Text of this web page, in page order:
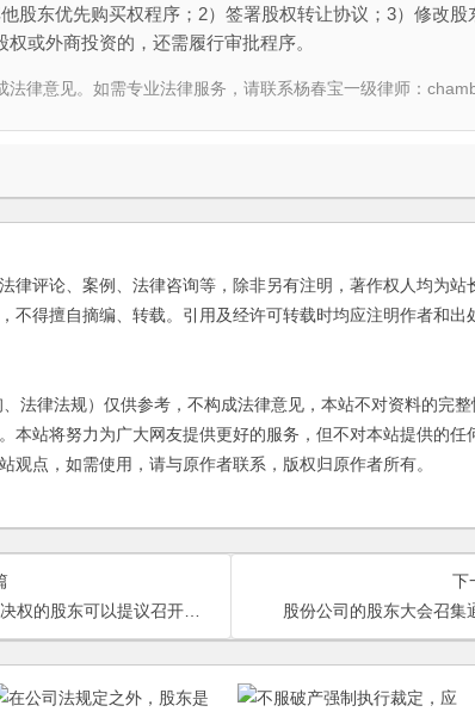
股东优先购买权程序；2）签署股权转让协议；3）修改
或外商投资的，还需履行审批程序。
法律意见。如需专业法律服务，请联系杨春宝一级律师：
律评论、案例、法律咨询等，除非另有注明，著作权人均为
不得擅自摘编、转载。引用及经许可转载时均应注明作者和出
律法规）仅供参考，不构成法律意见，本站不对资料的完整
本站将努力为广大网友提供更好的服务，但不对本站提供的任
观点，如需使用，请与原作者联系，版权归原作者所有。
时股东会议，这个具体的程序如何操作？
下
股份公司的股东大会召集